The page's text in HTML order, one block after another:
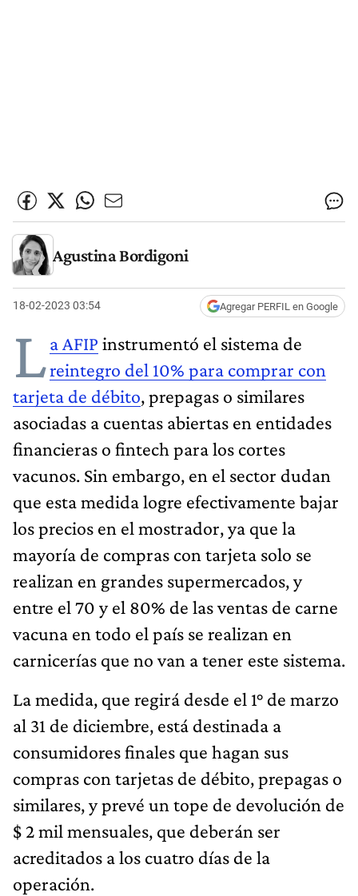
Agustina Bordigoni
18-02-2023 03:54 Agregar PERFIL en Google
La AFIP instrumentó el sistema de
reintegro del 10% para comprar con
tarjeta de débito, prepagas o similares
asociadas a cuentas abiertas en entidades
financieras o fintech para los cortes
vacunos. Sin embargo, en el sector dudan
que esta medida logre efectivamente bajar
los precios en el mostrador, ya que la
mayoría de compras con tarjeta solo se
realizan en grandes supermercados, y
entre el 70 y el 80% de las ventas de carne
vacuna en todo el país se realizan en
carnicerías que no van a tener este sistema.
La medida, que regirá desde el 1° de marzo
al 31 de diciembre, está destinada a
consumidores finales que hagan sus
compras con tarjetas de débito, prepagas o
similares, y prevé un tope de devolución de
$ 2 mil mensuales, que deberán ser
acreditados a los cuatro días de la
operación.